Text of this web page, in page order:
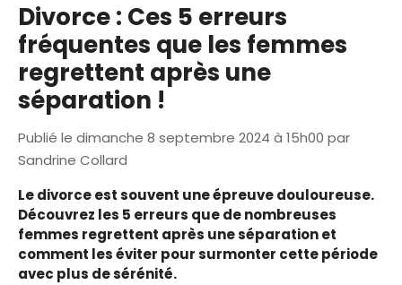
Divorce : Ces 5 erreurs
fréquentes que les femmes
regrettent après une
séparation !
Publié le dimanche 8 septembre 2024 à 15h00 par
Sandrine Collard
Le divorce est souvent une épreuve douloureuse.
Découvrez les 5 erreurs que de nombreuses
femmes regrettent après une séparation et
comment les éviter pour surmonter cette période
avec plus de sérénité.